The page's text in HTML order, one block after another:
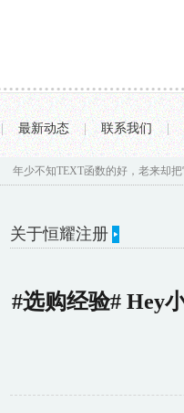
| 最新动态 | 联系我们 |
年少不知TEXT函数的好，老来却把它
关于恒耀注册
#选购经验# Hey